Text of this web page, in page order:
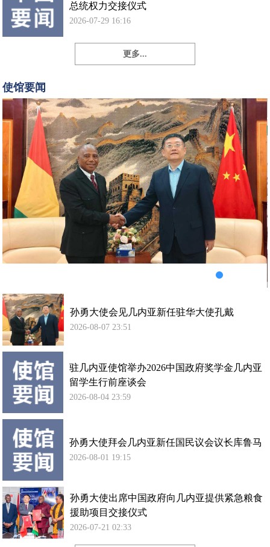
总统权力交接仪式
2026-07-29 16:16
更多...
使馆要闻
勇
大
几
亚
新
任
驻
华
大
戴
孙勇大使会见几内亚新任驻华大使孔戴
2026-08-07 23:51
驻几内亚使馆举办2026中国政府奖学金几内亚
留学生行前座谈会
2026-08-04 23:59
孙勇大使拜会几内亚新任国民议会议长库鲁马
2026-08-01 19:15
孙勇大使出席中国政府向几内亚提供紧急粮食
援助项目交接仪式
2026-07-21 02:33